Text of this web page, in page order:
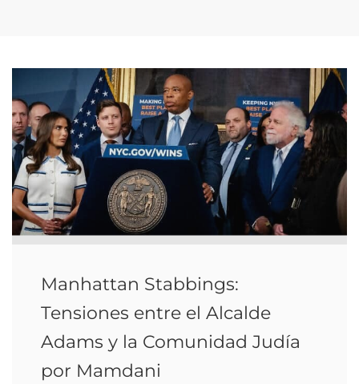
Manhattan Stabbings:
Tensiones entre el Alcalde
Adams y la Comunidad Judía
por Mamdani